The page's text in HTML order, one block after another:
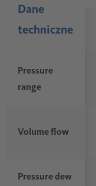
Dane
techniczne
Pressure
range
Volume flow
Pressure dew